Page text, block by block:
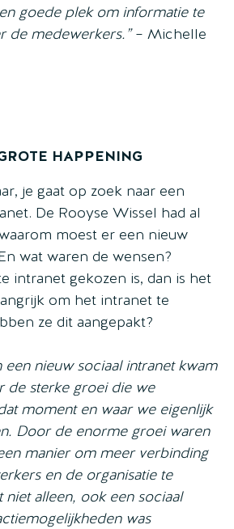
goede plek om informatie te
de medewerkers.”– Michelle
HAPPENING
je gaat op zoek naar een
De Rooyse Wissel had al
moest er een nieuw
wat waren de wensen?
intranet gekozen is, dan is het
om het intranet te
ze dit aangepakt?
een nieuw sociaal intranet kwam
de sterke groei die we
moment en waar we eigenlijk
Door de enorme groei waren
manier om meer verbinding
en de organisatie te
alleen, ook een sociaal
was